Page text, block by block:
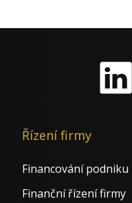
Řízení firmy
Financování podniku
Finanční řízení firmy